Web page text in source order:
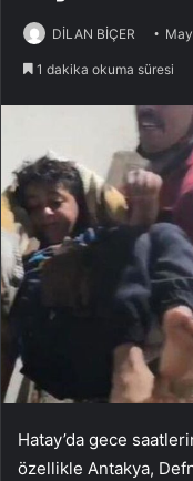
DİLAN BİÇER
1 dakika okuma süresi
Hatay’da gece
özellikle Antakya,